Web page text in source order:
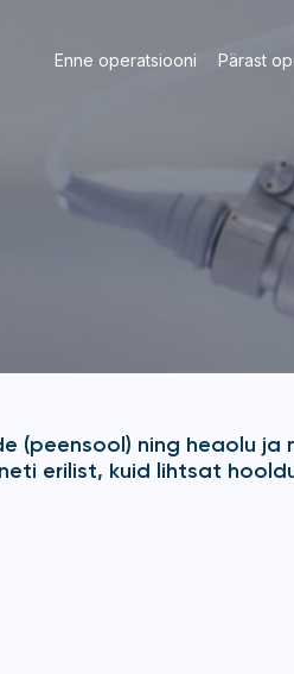
Enne operatsiooni Pärast
(peensool) ning heaolu ja
erilist, kuid lihtsat